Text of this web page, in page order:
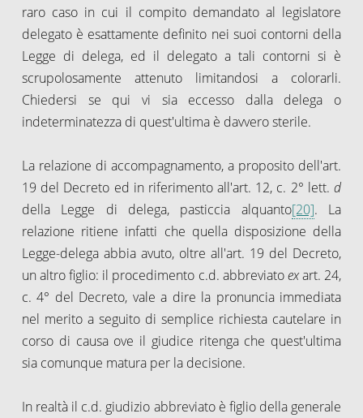
raro caso in cui il compito demandato al legislatore
delegato è esattamente definito nei suoi contorni della
Legge di delega, ed il delegato a tali contorni si è
scrupolosamente attenuto limitandosi a colorarli.
Chiedersi se qui vi sia eccesso dalla delega o
indeterminatezza di quest'ultima è davvero sterile.
La relazione di accompagnamento, a proposito dell'art.
19 del Decreto ed in riferimento all'art. 12, c. 2° lett. d
della Legge di delega, pasticcia alquanto[20]. La
relazione ritiene infatti che quella disposizione della
Legge-delega abbia avuto, oltre all'art. 19 del Decreto,
un altro figlio: il procedimento c.d. abbreviatoexart. 24,
c. 4° del Decreto, vale a dire la pronuncia immediata
nel merito a seguito di semplice richiesta cautelare in
corso di causa ove il giudice ritenga che quest'ultima
sia comunque matura per la decisione.
In realtà il c.d. giudizio abbreviato è figlio della generale